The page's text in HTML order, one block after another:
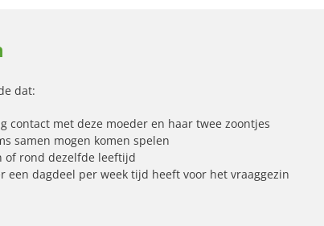
dat:
contact met deze moeder en haar twee zoontjes
samen mogen komen spelen
of rond dezelfde leeftijd
een dagdeel per week tijd heeft voor het vraaggezin